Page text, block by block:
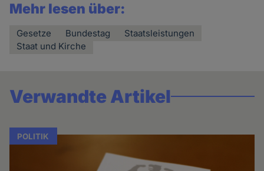
Mehr lesen über:
Gesetze Bundestag
Staatsleistungen
Staat und Kirche
Verwandte Artikel
POLITIK